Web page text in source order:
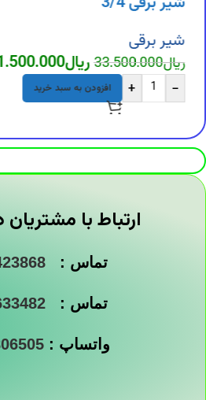
شیر برقی
ریال33.500.000ریال
-
+ افزودن به سبد خرید
ارتباط با
تماس :
تماس :
واتساپ :